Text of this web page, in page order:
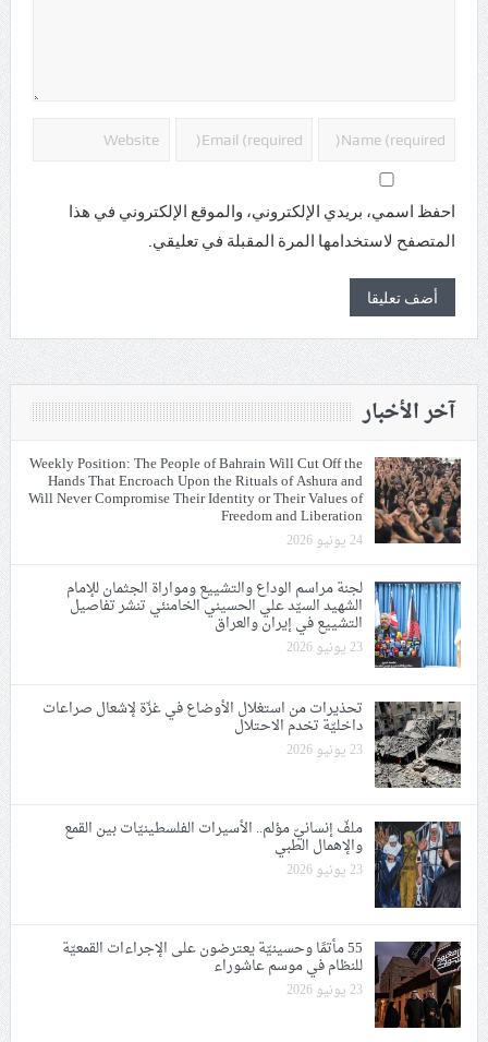
احفظ اسمي، بريدي الإلكتروني، والموقع الإلكتروني في هذا
المتصفح لاستخدامها المرة المقبلة في تعليقي.
آخر الأخبار
Weekly Position: The People of Bahrain Will Cut Off the
Hands That Encroach Upon the Rituals of Ashura and
Will Never Compromise Their Identity or Their Values of
Freedom and Liberation
24 يونيو 2026
لجنة مراسم الوداع والتشييع ومواراة الجثمان للإمام
الشهيد السيّد علي الحسيني الخامنئي تنشر تفاصيل
التشييع في إيران والعراق
23 يونيو 2026
تحذيرات من استغلال الأوضاع في غزّة لإشعال صراعات
داخليّة تخدم الاحتلال
23 يونيو 2026
ملفّ إنسانيّ مؤلم.. الأسيرات الفلسطينيّات بين القمع
والإهمال الطبي
23 يونيو 2026
55 مأتمًا وحسينيّة يعترضون على الإجراءات القمعيّة
للنظام في موسم عاشوراء
23 يونيو 2026